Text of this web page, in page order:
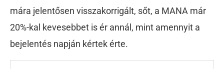
mára jelentősen visszakorrigált, sőt, a MANA már
20%-kal kevesebbet is ér annál, mint amennyit a
bejelentés napján kértek érte.